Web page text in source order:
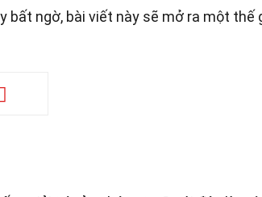
bất ngờ, bài viết này sẽ mở ra một thế